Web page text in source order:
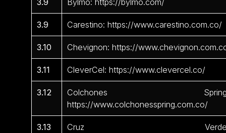
3.9 Bylmo: https://bylmo.com/
3.9 Carestino: https://www.carestino.com.co/
3.10 Chevignon: https://
3.11 CleverCel: https://www.clevercel.co/
3.12
Colchones
https://www.colchonesspring.com.co/
3.13
Cruz